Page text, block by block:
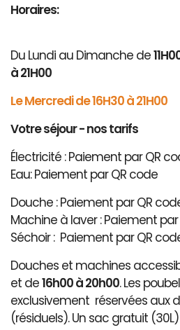
Horaires:
Du Lundi au Dimanche de
à 21H00
Le Mercredi de 16H30 à 21H00
Votre séjour - nos tarifs
Électricité : Paiement par QR
Eau: Paiement par QR code
Douche : Paiement par QR
Machine à laver : Paiement
Séchoir : Paiement par QR
Douches et machines
et de16h00 à 20h00. Les
exclusivement réservées aux
(résiduels). Un sac gratuit